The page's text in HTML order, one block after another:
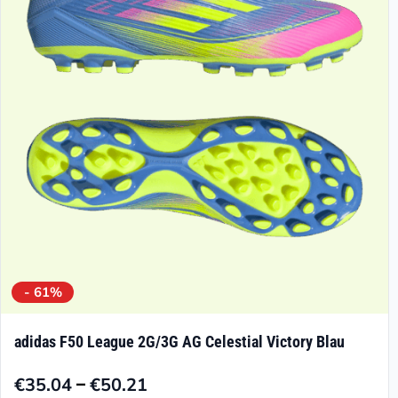
Optionen
können
Produktseite
gewählt
werden
- 61%
adidas F50 League 2G/3G AG Celestial Victory Blau
€35.04–€50.21